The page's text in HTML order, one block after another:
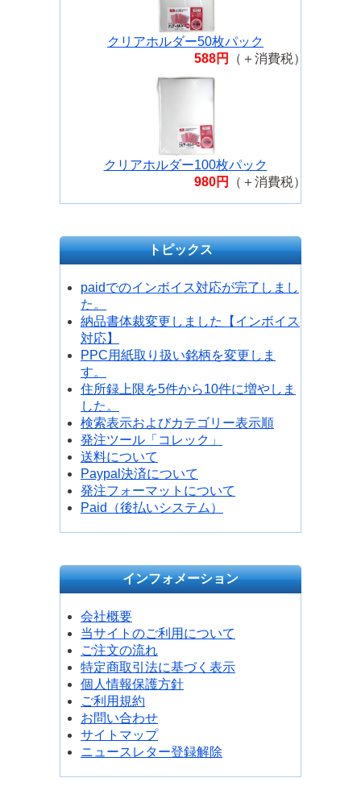
クリアホルダー50枚パック
588円
（＋消費税）
クリアホルダー100枚パック
980円
（＋消費税）
トピックス
paidでのインボイス対応が完了しまし
た。
納品書体裁変更しました【インボイス
対応】
PPC用紙取り扱い銘柄を変更しま
す。
住所録上限を5件から10件に増やしま
した。
検索表示およびカテゴリー表示順
発注ツール「コレック」
送料について
Paypal決済について
発注フォーマットについて
Paid（後払いシステム）
インフォメーション
会社概要
当サイトのご利用について
ご注文の流れ
特定商取引法に基づく表示
個人情報保護方針
ご利用規約
お問い合わせ
サイトマップ
ニュースレター登録解除